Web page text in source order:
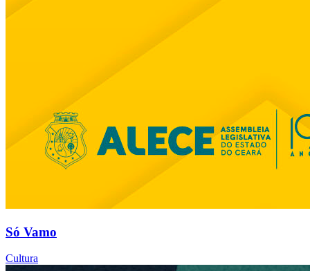
Só Vamo
Cultura